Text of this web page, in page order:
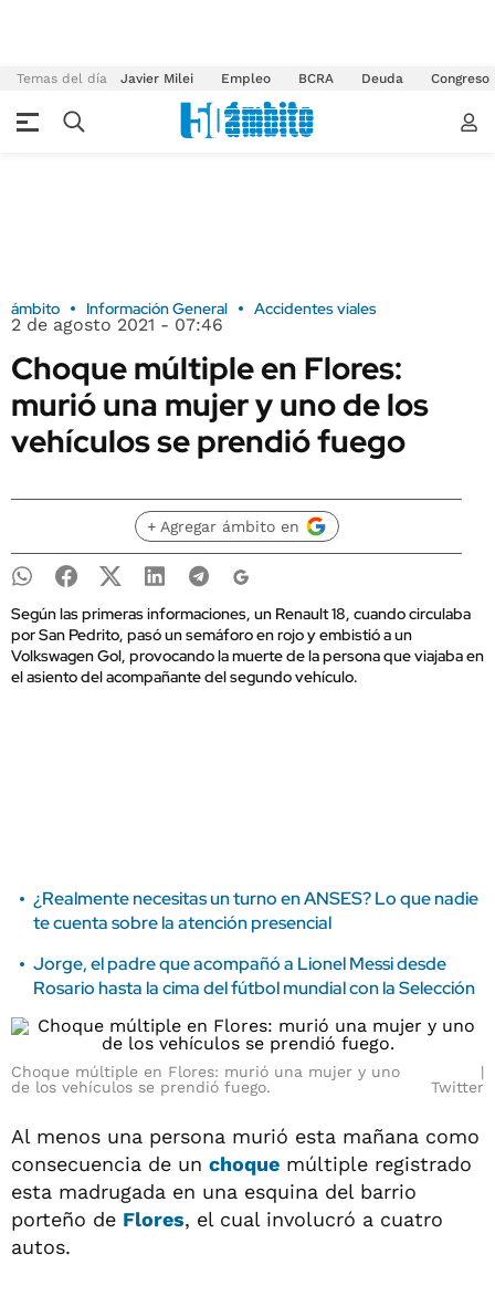
Temas del día Javier Milei Empleo BCRA Deuda Congreso
ámbito Información General Accidentes viales
2 de agosto 2021 - 07:46
Choque múltiple en Flores:
murió una mujer y uno de los
vehículos se prendió fuego
+ Agregar ámbito en
Según las primeras informaciones, un Renault 18, cuando circulaba
por San Pedrito, pasó un semáforo en rojo y embistió a un
Volkswagen Gol, provocando la muerte de la persona que viajaba en
el asiento del acompañante del segundo vehículo.
¿Realmente necesitas un turno en ANSES? Lo que nadie
te cuenta sobre la atención presencial
Jorge, el padre que acompañó a Lionel Messi desde
Rosario hasta la cima del fútbol mundial con la Selección
Choque múltiple en Flores: murió una mujer y uno
de los vehículos se prendió fuego.
Twitter
Al menos una persona murió esta mañana como
consecuencia de un choque múltiple registrado
esta madrugada en una esquina del barrio
porteño de Flores, el cual involucró a cuatro
autos.